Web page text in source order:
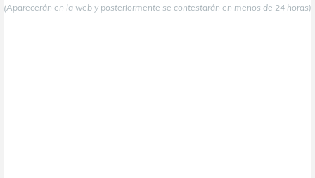
(Aparecerán en la web y posteriormente se contestarán en menos de 24 horas)